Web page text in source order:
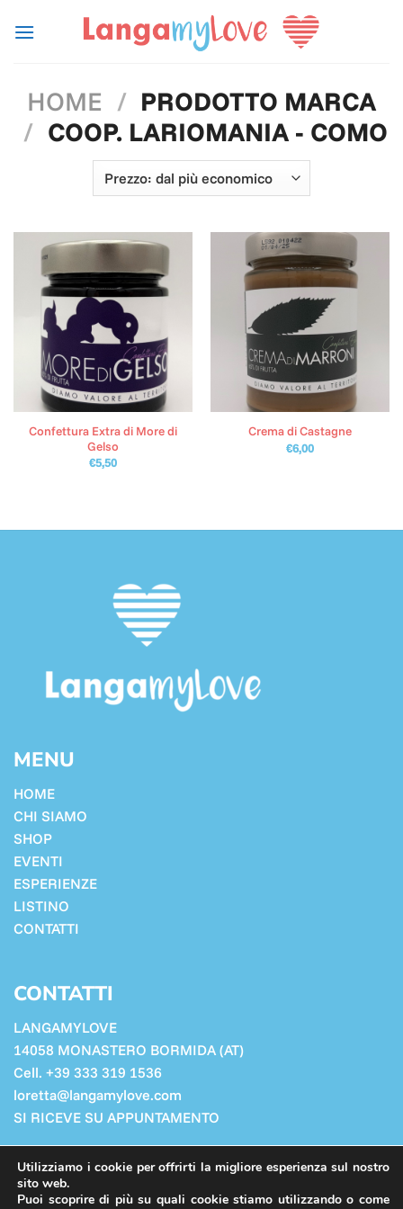
HOME / PRODOTTO MARCA
/ COOP. LARIOMANIA - COMO
Confettura Extra di More di
Gelso
€5,50
Crema di Castagne
€6,00
MENU
HOME
CHI SIAMO
SHOP
EVENTI
ESPERIENZE
LISTINO
CONTATTI
CONTATTI
LANGAMYLOVE
14058 MONASTERO BORMIDA (AT)
Cell. +39 333 319 1536
loretta@langamylove.com
SI RICEVE SU APPUNTAMENTO
Cookie Policy
Privacy Policy
Utilizziamo i cookie per offrirti la migliore esperienza sul nostro
sito web.
Puoi scoprire di più su quali cookie stiamo utilizzando o come